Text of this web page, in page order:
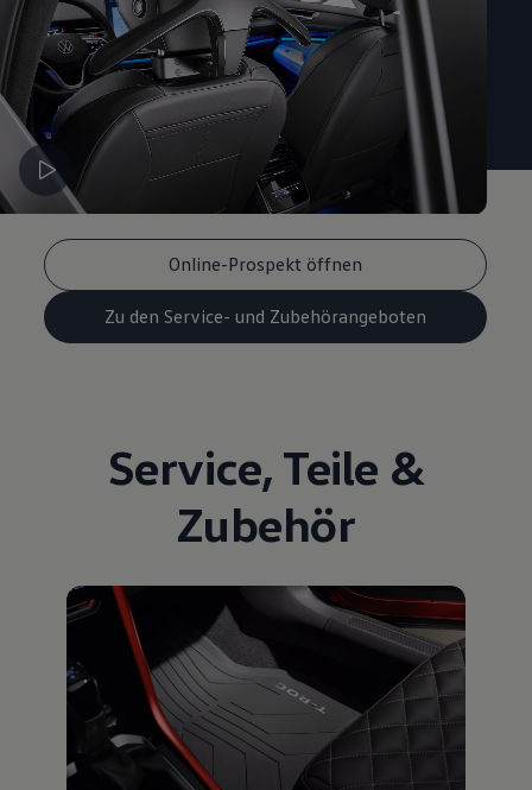
Online-Prospekt öffnen
Zu den Service- und Zubehörangeboten
Service, Teile &
Zubehör